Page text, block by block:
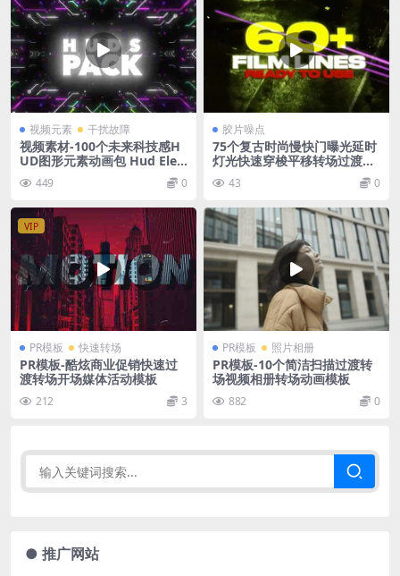
视频元素 干扰故障
视频素材-100个未来科技感H
UD图形元素动画包 Hud Ele
449 0
胶片噪点
75个复古时尚慢快门曝光延时
灯光快速穿梭平移转场过渡视
频素材 FILM ACCENT LINES
43 0
VIP
PR模板 快速转场
PR模板-酷炫商业促销快速过
渡转场开场媒体活动模板
212 3
PR模板 照片相册
PR模板-10个简洁扫描过渡转
场视频相册转场动画模板
882 0
● 推广网站